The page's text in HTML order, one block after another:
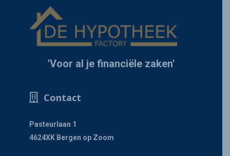
'Voor al je financiële zaken'
Contact
Pasteurlaan 1
4624XK Bergen op Zoom